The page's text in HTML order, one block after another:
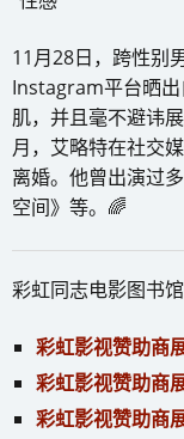
11月28日，跨性别
Instagram平台晒
肌，并且毫不避讳
月，艾略特在社交
离婚。他曾出演过
空间》等。🌈
彩虹同志电影图书馆
彩虹影视赞助商
彩虹影视赞助商
彩虹影视赞助商